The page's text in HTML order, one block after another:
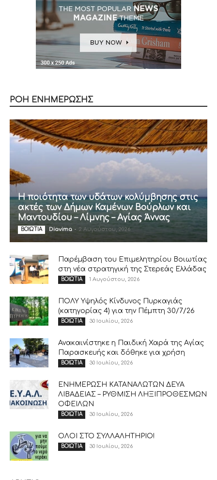
ΡΟΗ ΕΝΗΜΕΡΩΣΗΣ
Η ποιότητα των υδάτων κολύμβησης στις
ακτές των Δήμων Καμένων Βούρλων και
Μαντουδίου – Λίμνης – Αγίας Άννας
ΒΟΙΩΤΙΑ Diavima - 2 Αυγούστου, 2026
Παρέμβαση του Επιμελητηρίου Βοιωτίας
στη νέα στρατηγική της Στερεάς Ελλάδας
ΒΟΙΩΤΙΑ 1 Αυγούστου, 2026
ΠΟΛΥ Υψηλός Κίνδυνος Πυρκαγιάς
(κατηγορίας 4) για την Πέμπτη 30/7/26
ΒΟΙΩΤΙΑ 30 Ιουλίου, 2026
Ανακαινίστηκε η Παιδική Χαρά της Αγίας
Παρασκευής και δόθηκε για χρήση
ΒΟΙΩΤΙΑ 30 Ιουλίου, 2026
ΕΝΗΜΕΡΩΣΗ ΚΑΤΑΝΑΛΩΤΩΝ ΔΕΥΑ
ΛΙΒΑΔΕΙΑΣ – ΡΥΘΜΙΣΗ ΛΗΞΙΠΡΟΘΕΣΜΩΝ
ΟΦΕΙΛΩΝ
ΒΟΙΩΤΙΑ 30 Ιουλίου, 2026
ΟΛΟΙ ΣΤΟ ΣΥΛΛΑΛΗΤΗΡΙΟ!
ΒΟΙΩΤΙΑ 30 Ιουλίου, 2026